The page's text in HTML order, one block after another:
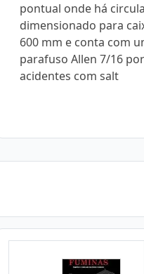
pontual onde há
dimensionado para
600 mm e conta com
parafuso Allen 7/16
acidentes com salt